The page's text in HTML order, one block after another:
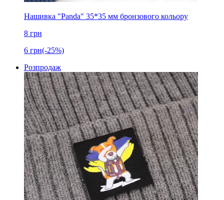
Нашивка "Panda" 35*35 мм бронзового кольору
8 грн
6 грн(-25%)
Розпродаж